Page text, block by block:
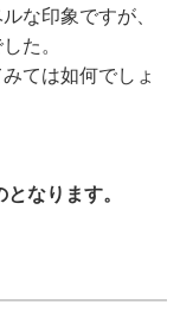
な印象ですが、
た。
ては如何でしょ
なります。